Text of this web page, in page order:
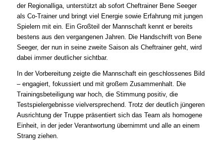
der Regionalliga, unterstützt ab sofort Cheftrainer Bene Seeger
als Co-Trainer und bringt viel Energie sowie Erfahrung mit jungen
Spielern mit ein. Ein Großteil der Mannschaft kennt er bereits
bestens aus den vergangenen Jahren. Die Handschrift von Bene
Seeger, der nun in seine zweite Saison als Cheftrainer geht, wird
dabei immer deutlicher sichtbar.
In der Vorbereitung zeigte die Mannschaft ein geschlossenes Bild
– engagiert, fokussiert und mit großem Zusammenhalt. Die
Trainingsbeteiligung war hoch, die Stimmung positiv, die
Testspielergebnisse vielversprechend. Trotz der deutlich jüngeren
Ausrichtung der Truppe präsentiert sich das Team als homogene
Einheit, in der jeder Verantwortung übernimmt und alle an einem
Strang ziehen.